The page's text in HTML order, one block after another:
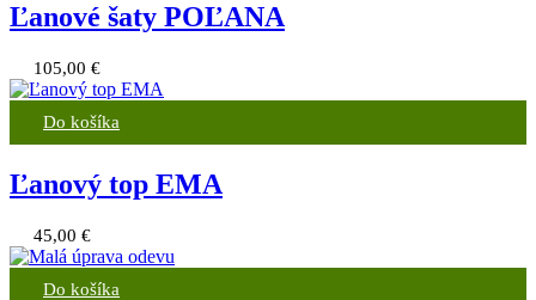
Ľanové šaty POĽANA
105,00 €
Do košíka
Ľanový top EMA
45,00 €
Do košíka